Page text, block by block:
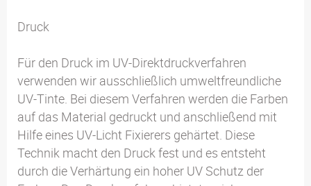
Druck
Für den Druck im UV-Direktdruckverfahren
verwenden wir ausschließlich umweltfreundliche
UV-Tinte. Bei diesem Verfahren werden die Farben
auf das Material gedruckt und anschließend mit
Hilfe eines UV-Licht Fixierers gehärtet. Diese
Technik macht den Druck fest und es entsteht
durch die Verhärtung ein hoher UV Schutz der